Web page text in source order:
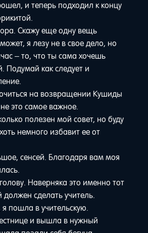
и теперь подходил к концу
Скажу еще одну вещь
я лезу не в свое дело, но
– то, что ты сама хочешь
Подумай как следует и
на возвращении Кушиды
это самое важное.
полезен мой совет, но буду
немного избавит ее от
сенсей. Благодаря вам моя
Наверняка это именно тот
сделать учитель.
пошла в учительскую.
и вышла в нужный